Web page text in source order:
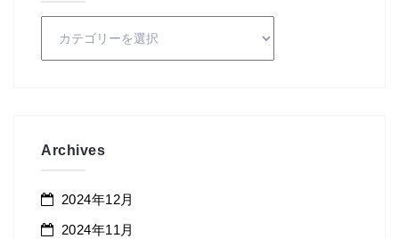
Archives
2024年12月
2024年11月